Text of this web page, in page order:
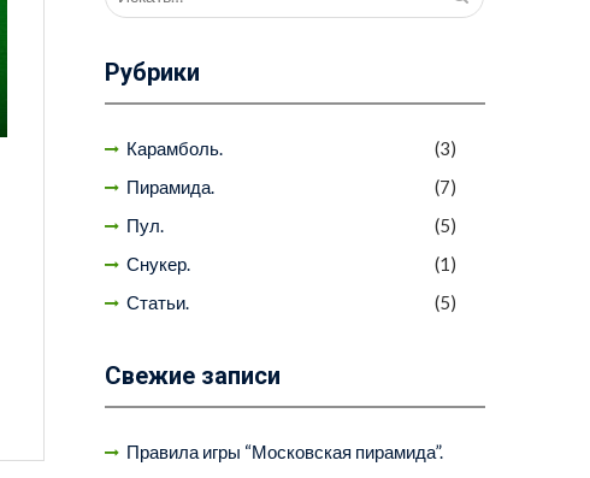
для:
Рубрики
Карамболь.
(3)
Пирамида.
(7)
Пул.
(5)
Снукер.
(1)
Статьи.
(5)
Свежие записи
Правила игры “Московская пирамида”.